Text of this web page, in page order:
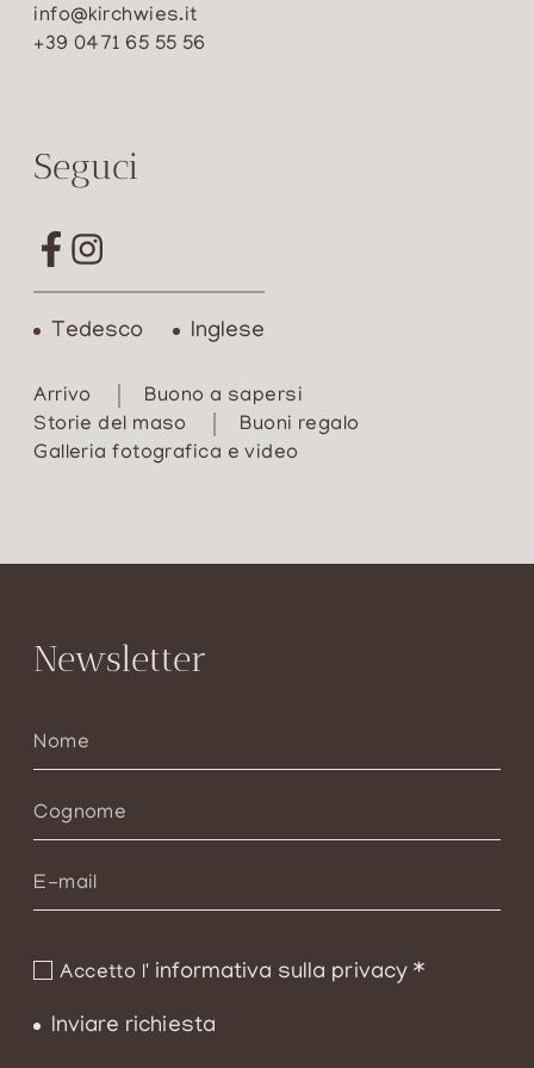
zum-langkofel-sassolungo-saslong-winter-
rodeln
modifiche e integrazioni.
www.rna.gov.it/trasparenza/aiuti
info@kirchwies.it
+39 0471 65 55 56
Seguci
Tedesco Inglese
Arrivo
Buono a sapersi
Storie del maso
Buoni regalo
Galleria fotografica e video
Newsletter
Accetto l' informativa sulla privacy *
Inviare richiesta